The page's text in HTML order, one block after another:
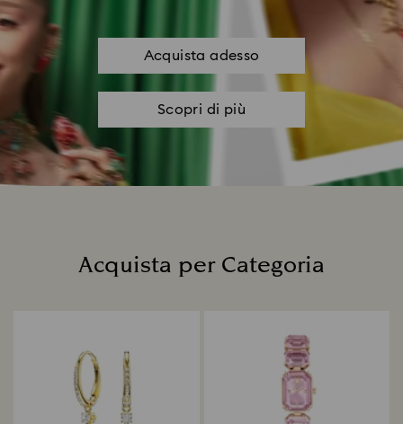
Acquista adesso
Scopri di più
Acquista per Categoria